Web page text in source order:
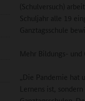
(Schulversuch)
Schuljahr alle 19
Ganztagsschule
Mehr Bildungs-
„Die Pandemie
Lernens ist,